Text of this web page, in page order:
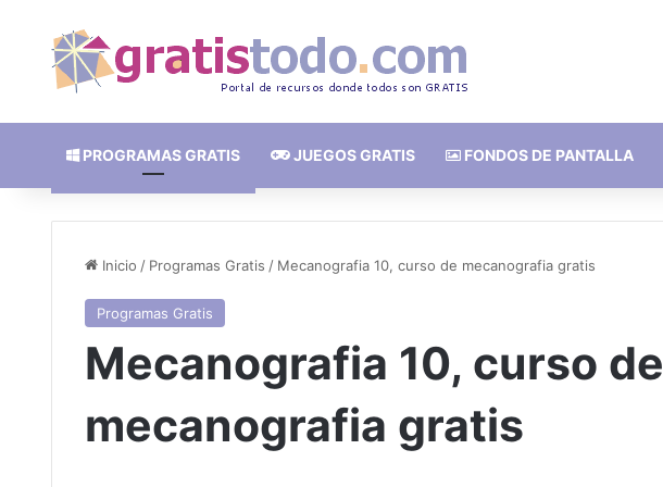
PROGRAMAS GRATIS JUEGOS GRATIS FONDOS DE PANTALLA
Inicio / Programas Gratis / Mecanografia 10, curso de mecanografia gratis
Programas Gratis
Mecanografia 10, curso de
mecanografia gratis